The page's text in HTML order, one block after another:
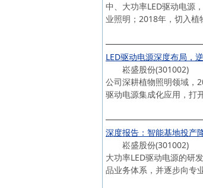
中、大功率LED驱动电源
业照明；2018年，切入
LED驱动电源深度布局，
崧盛股份(301002) 推
公司深耕植物照明领域，
驱动电源集成化应用，打
深度报告：智能基地投产
崧盛股份(301002) 公
大功率LED驱动电源的研
品业务体系，并逐步向专